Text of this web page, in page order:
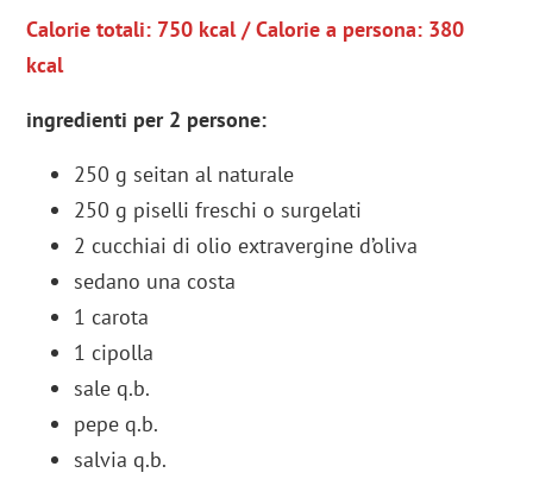
Calorie totali: 750 kcal / Calorie a persona: 380
kcal
ingredienti per 2 persone:
250 g seitan al naturale
250 g piselli freschi o surgelati
2 cucchiai di olio extravergine d’oliva
sedano una costa
1 carota
1 cipolla
sale q.b.
pepe q.b.
salvia q.b.